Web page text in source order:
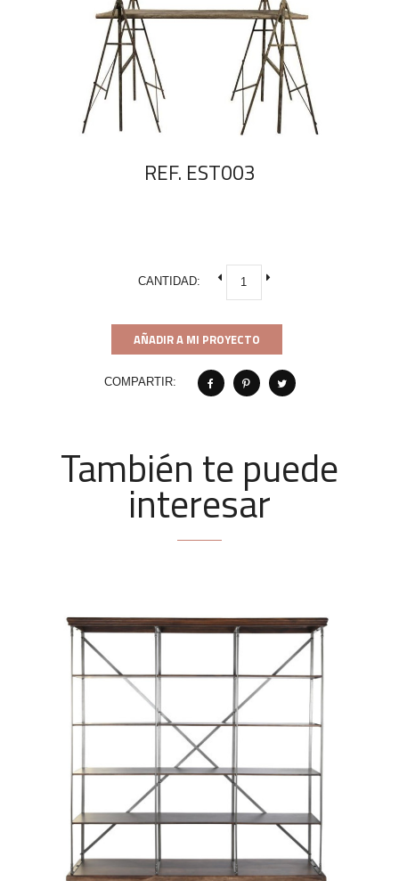
REF. EST003
CANTIDAD:
AÑADIR A MI PROYECTO
COMPARTIR:
También te puede
interesar